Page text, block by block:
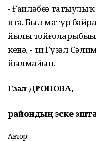
- Ғаиләбеҙҙә
итә. Был матур
йылы
кенә, - ти Гүзәл
йылмайып.
Гүзәл ДРОНОВА,
райондың эске
Автор: